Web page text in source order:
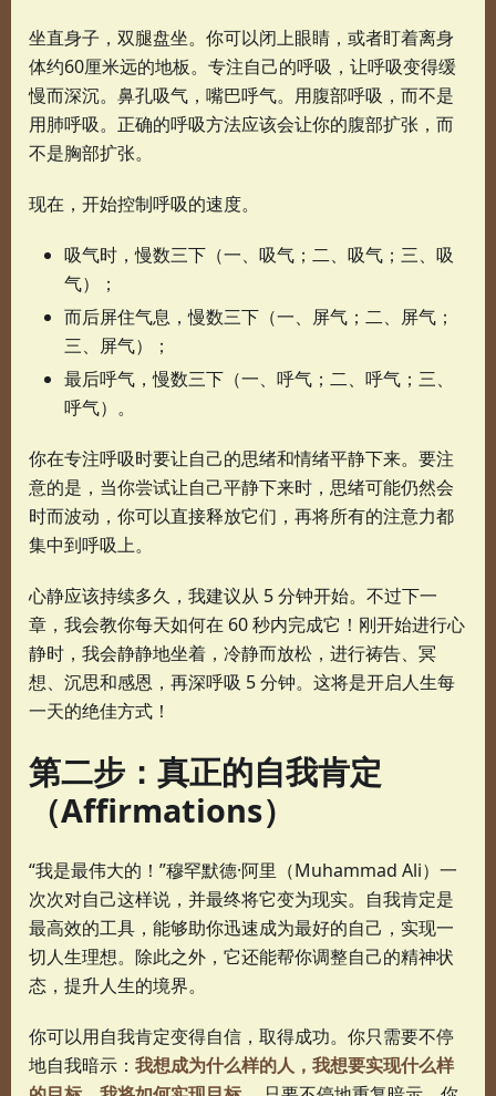
坐直身子，双腿盘坐。你可以闭上眼睛，或者盯着离身
体约60厘米远的地板。专注自己的呼吸，让呼吸变得缓
慢而深沉。鼻孔吸气，嘴巴呼气。用腹部呼吸，而不是
用肺呼吸。正确的呼吸方法应该会让你的腹部扩张，而
不是胸部扩张。
现在，开始控制呼吸的速度。
吸气时，慢数三下（一、吸气；二、吸气；三、吸
气）；
而后屏住气息，慢数三下（一、屏气；二、屏气；
三、屏气）；
最后呼气，慢数三下（一、呼气；二、呼气；三、
呼气）。
你在专注呼吸时要让自己的思绪和情绪平静下来。要注
意的是，当你尝试让自己平静下来时，思绪可能仍然会
时而波动，你可以直接释放它们，再将所有的注意力都
集中到呼吸上。
心静应该持续多久，我建议从 5 分钟开始。不过下一
章，我会教你每天如何在 60 秒内完成它！刚开始进行心
静时，我会静静地坐着，冷静而放松，进行祷告、冥
想、沉思和感恩，再深呼吸 5 分钟。这将是开启人生每
一天的绝佳方式！
第二步：真正的自我肯定
（Affirmations）
“我是最伟大的！”穆罕默德·阿里（Muhammad Ali）一
次次对自己这样说，并最终将它变为现实。自我肯定是
最高效的工具，能够助你迅速成为最好的自己，实现一
切人生理想。除此之外，它还能帮你调整自己的精神状
态，提升人生的境界。
你可以用自我肯定变得自信，取得成功。你只需要不停
地自我暗示： 我想成为什么样的人，我想要实现什么样